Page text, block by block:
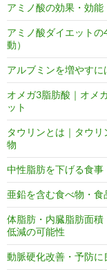
アミノ酸の効果・効
アミノ酸ダイエット
動）
アルブミンを増やす
オメガ3脂肪酸｜オメ
ット
タウリンとは｜タウ
物
中性脂肪を下げる食事
亜鉛を含む食べ物・
体脂肪・内臓脂肪面
低減の可能性
動脈硬化改善・予防に